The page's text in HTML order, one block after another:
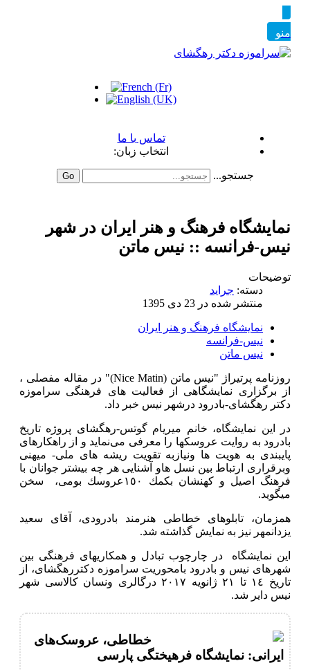
تماس با ما
انتخاب زبان:
جستجو... Go
نمايشگاه فرهنگ و هنر ايران در شهر
نيس-فرانسه :: نیس ماتن
توضیحات
دسته: جراید
منتشر شده در 23 دی 1395
نمايشگاه فرهنگ و هنر ايران
نيس-فرانسه
نیس ماتن
روزنامه پرتیراژ "نیس ماتن(Nice Matin)"
در مقاله مفصلی ،
از برگزاری نمایشگاهی از فعالیت های فرهنگی سراموزه
دكتر رهگشای-بادرود درشهر نیس خبر داد.
در این نمایشگاه، خانم میریام گوتس-رهگشای پروژه تاریخ
بادرود به روایت عروسكها را معرفی می‌نماید و از راهكارهای
پایبندی به هویت ها ونیازبه تقویت ریشه های ملی- میهنی
وبرقراری ارتباط بین نسل هاو آشنایی هر چه بیشتر جوانان با
فرهنگ اصیل و كهنشان بكمك ١٥٠عروسك بومی، سخن
میگوید.
همزمان، تابلوهای خطاطی هنرمند بادرودی، آقای سعید
یزدانمهر نیز به نمایش گذاشته شد.
این نمایشگاه در چارچوب تبادل و همكاریهای فرهنگی بین
شهرهای نیس و بادرود بامحوریت سراموزه دكتررهگشای، از
تاریخ ١٤ تا ٢١ ژانویه ٢٠١٧ درگالری ونسان كالاسی شهر
نیس دایر شد.
خطاطی، عروسک‌های
ایرانی: نمایشگاه فرهیختگی پارسی